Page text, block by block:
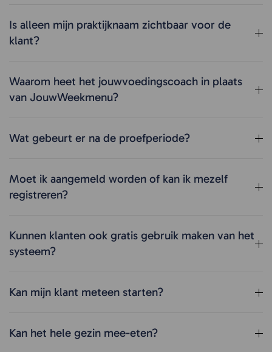
Is alleen mijn praktijknaam zichtbaar voor de
klant?
Waarom heet het jouwvoedingscoach in plaats
van JouwWeekmenu?
Wat gebeurt er na de proefperiode?
Moet ik aangemeld worden of kan ik mezelf
registreren?
Kunnen klanten ook gratis gebruik maken van het
systeem?
Kan mijn klant meteen starten?
Kan het hele gezin mee-eten?